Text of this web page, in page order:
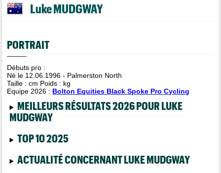
Luke MUDGWAY
PORTRAIT
Débuts pro :
Né le 12.06.1996 - Palmerston North
Taille :cm Poids : kg
Equipe 2026 : Bolton Equities Black Spoke Pro Cycling
MEILLEURS RÉSULTATS 2026 POUR LUKE
MUDGWAY
TOP 10 2025
ACTUALITÉ CONCERNANT LUKE MUDGWAY